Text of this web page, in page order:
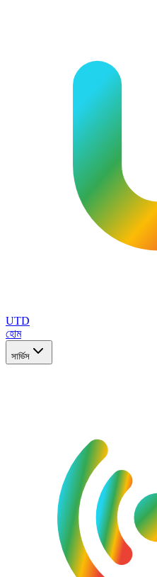
UTD
হোম
সার্ভিস